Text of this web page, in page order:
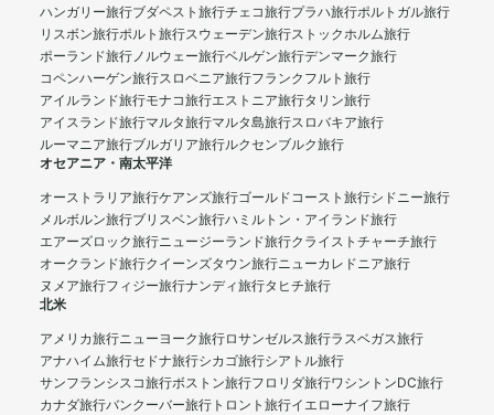
ハンガリー旅行ブダペスト旅行チェコ旅行プラハ旅行ポルトガル旅行
リスボン旅行ポルト旅行スウェーデン旅行ストックホルム旅行
ポーランド旅行ノルウェー旅行ベルゲン旅行デンマーク旅行
コペンハーゲン旅行スロベニア旅行フランクフルト旅行
アイルランド旅行モナコ旅行エストニア旅行タリン旅行
アイスランド旅行マルタ旅行マルタ島旅行スロバキア旅行
ルーマニア旅行ブルガリア旅行ルクセンブルク旅行
オセアニア・南太平洋
オーストラリア旅行ケアンズ旅行ゴールドコースト旅行シドニー旅行
メルボルン旅行ブリスベン旅行ハミルトン・アイランド旅行
エアーズロック旅行ニュージーランド旅行クライストチャーチ旅行
オークランド旅行クイーンズタウン旅行ニューカレドニア旅行
ヌメア旅行フィジー旅行ナンディ旅行タヒチ旅行
北米
アメリカ旅行ニューヨーク旅行ロサンゼルス旅行ラスベガス旅行
アナハイム旅行セドナ旅行シカゴ旅行シアトル旅行
サンフランシスコ旅行ボストン旅行フロリダ旅行ワシントンDC旅行
カナダ旅行バンクーバー旅行 トロント旅行イエローナイフ旅行